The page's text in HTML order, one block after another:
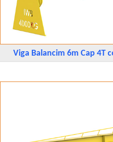
Viga Balancim 6m Cap 4T